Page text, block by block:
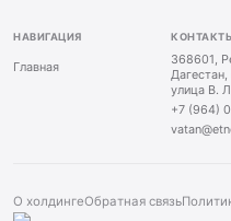
НАВИГАЦИЯ
Главная
368601,
улица В.
+7 (964)
О холдингеОбратная связь